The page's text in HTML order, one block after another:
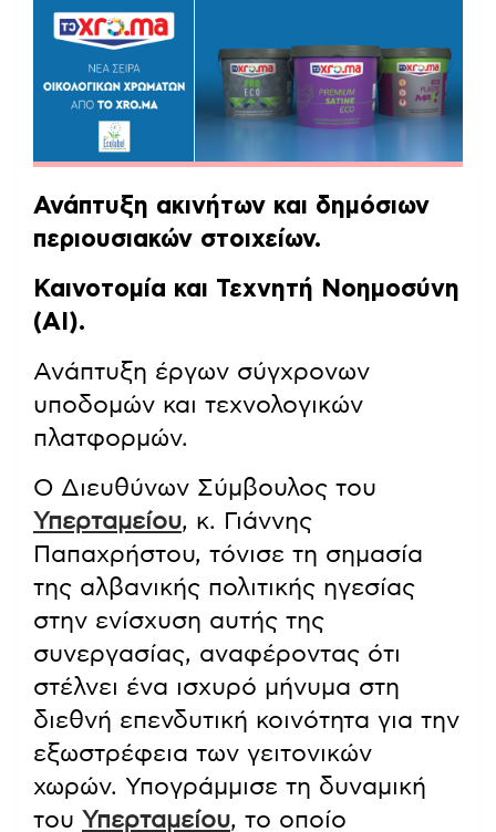
Ανάπτυξη ακινήτων και δημόσιων
περιουσιακών στοιχείων.
Καινοτομία και Τεχνητή Νοημοσύνη
(AI).
Ανάπτυξη έργων σύγχρονων
υποδομών και τεχνολογικών
πλατφορμών.
Ο Διευθύνων Σύμβουλος του
Υπερταμείου, κ. Γιάννης
Παπαχρήστου, τόνισε τη σημασία
της αλβανικής πολιτικής ηγεσίας
στην ενίσχυση αυτής της
συνεργασίας, αναφέροντας ότι
στέλνει ένα ισχυρό μήνυμα στη
διεθνή επενδυτική κοινότητα για την
εξωστρέφεια των γειτονικών
χωρών. Υπογράμμισε τη δυναμική
του Υπερταμείου, το οποίο